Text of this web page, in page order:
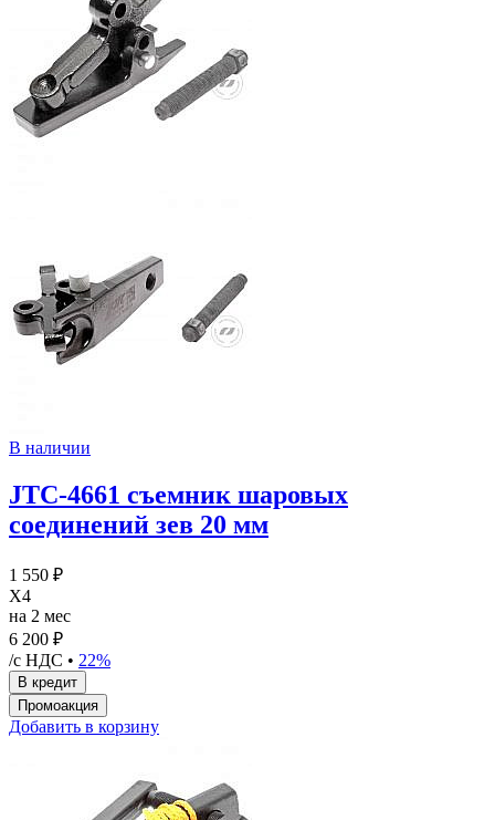
В наличии
JTC-4661 съемник шаровых
соединений зев 20 мм
1 550 ₽
X4
на 2 мес
6 200 ₽
/с НДС • 22%
Добавить в корзину